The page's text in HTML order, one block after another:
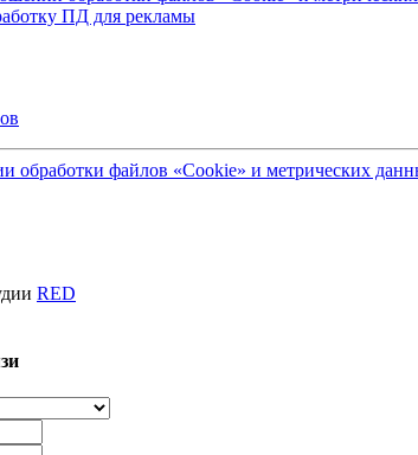
ПД для рекламы
обработки файлов «Cookie» и метрических
RED